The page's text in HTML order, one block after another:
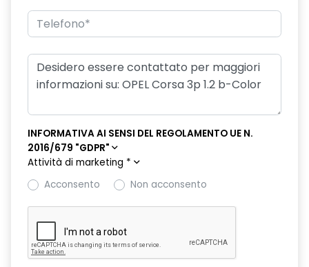
INFORMATIVA AI SENSI DEL REGOLAMENTO UE N.
2016/679 "GDPR"
Attività di marketing *
Acconsento
Non acconsento